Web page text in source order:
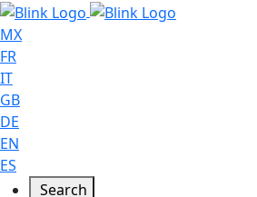
MX
FR
IT
GB
DE
EN
ES
Search